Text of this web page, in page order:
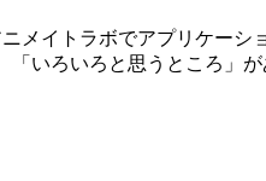
メイトラボでアプリケー
いろいろと思うところ」